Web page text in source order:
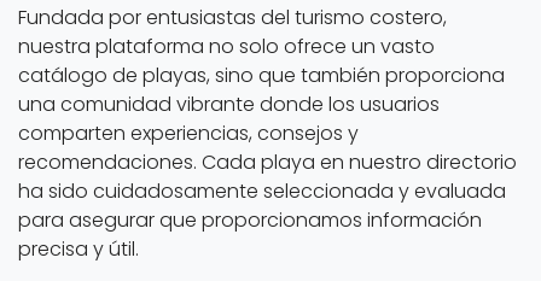
Fundada por entusiastas del turismo costero,
nuestra plataforma no solo ofrece un vasto
catálogo de playas, sino que también proporciona
una comunidad vibrante donde los usuarios
comparten experiencias, consejos y
recomendaciones. Cada playa en nuestro directorio
ha sido cuidadosamente seleccionada y evaluada
para asegurar que proporcionamos información
precisa y útil.